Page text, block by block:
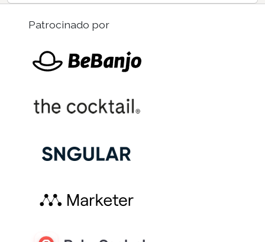
Patrocinado por